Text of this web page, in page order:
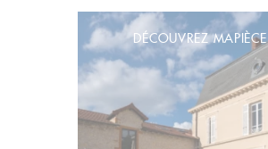
DÉCOUVREZ MAPIÈCE